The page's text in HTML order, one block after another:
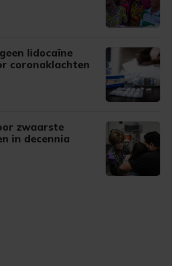
lidocaïne
coronaklachten
zwaarste
in decennia